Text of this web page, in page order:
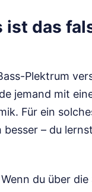
ist das
Plektrum
jemand mit
Für ein
– du
du über